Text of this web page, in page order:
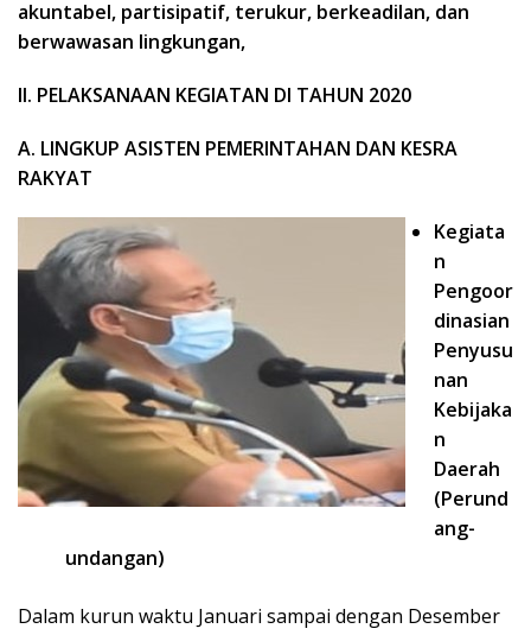
akuntabel, partisipatif, terukur, berkeadilan, dan
berwawasan lingkungan,
II. PELAKSANAAN KEGIATAN DI TAHUN 2020
A. LINGKUP ASISTEN PEMERINTAHAN DAN KESRA
RAKYAT
Kegiata
n
Pengoor
dinasian
Penyusu
nan
Kebijaka
n
Daerah
(Perund
ang-
undangan)
Dalam kurun waktu Januari sampai dengan Desember